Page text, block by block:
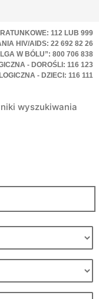
RATUNKOWE: 112 LUB 999
HIV/AIDS: 22 692 82 26
W BÓLU”: 800 706 838
- DOROŚLI: 116 123
- DZIECI: 116 111
wyszukiwania